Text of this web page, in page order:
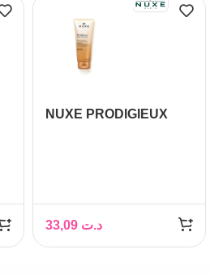
NUXE PRODIGIEUX
د.ت